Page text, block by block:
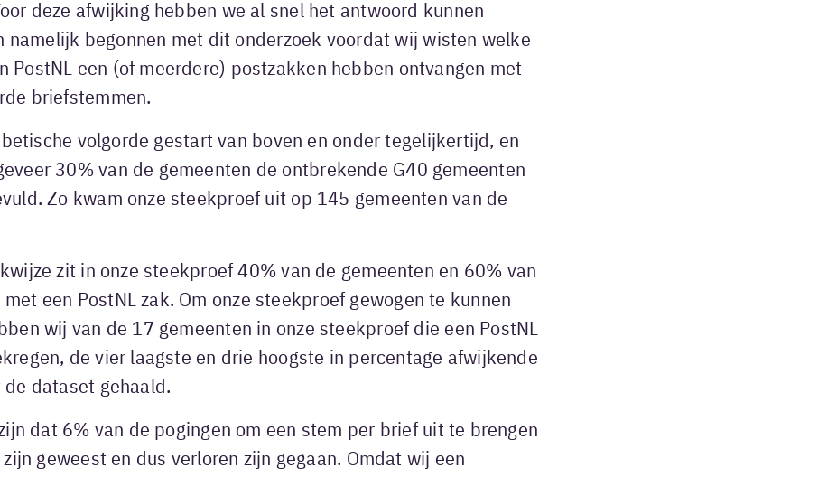
deze afwijking hebben we al snel het antwoord kunnen
namelijk begonnen met dit onderzoek voordat wij wisten welke
PostNL een (of meerdere) postzakken hebben ontvangen met
briefstemmen.
volgorde gestart van boven en onder tegelijkertijd, en
30% van de gemeenten de ontbrekende G40 gemeenten
Zo kwam onze steekproef uit op 145 gemeenten van de
zit in onze steekproef 40% van de gemeenten en 60% van
een PostNL zak. Om onze steekproef gewogen te kunnen
wij van de 17 gemeenten in onze steekproef die een PostNL
de vier laagste en drie hoogste in percentage afwijkende
dataset gehaald.
dat 6% van de pogingen om een stem per brief uit te brengen
geweest en dus verloren zijn gegaan. Omdat wij een